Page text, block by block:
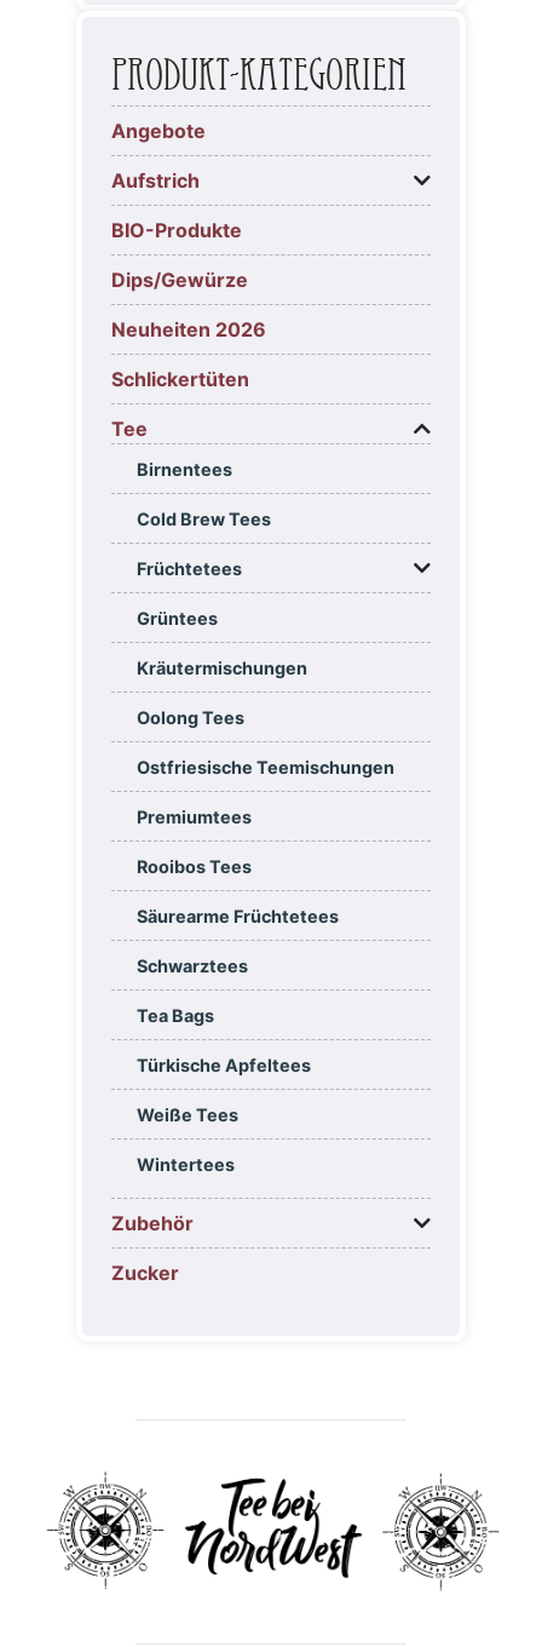
Produkt-Kategorien
Angebote
Aufstrich
BIO-Produkte
Dips/Gewürze
Neuheiten 2026
Schlickertüten
Tee
Birnentees
Cold Brew Tees
Früchtetees
Grüntees
Kräutermischungen
Oolong Tees
Ostfriesische Teemischungen
Premiumtees
Rooibos Tees
Säurearme Früchtetees
Schwarztees
Tea Bags
Türkische Apfeltees
Weiße Tees
Wintertees
Zubehör
Zucker